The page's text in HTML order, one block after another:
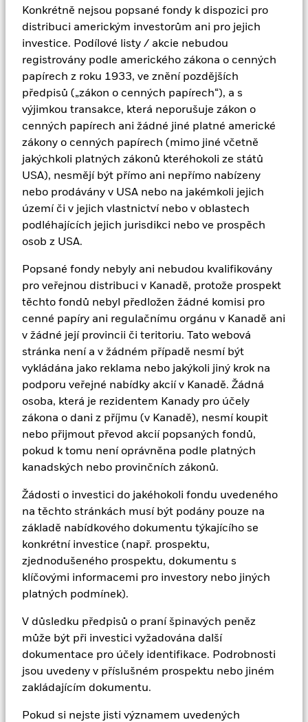
Konkrétně nejsou popsané fondy k dispozici pro
distribuci americkým investorům ani pro jejich
investice. Podílové listy / akcie nebudou
registrovány podle amerického zákona o cenných
papírech z roku 1933, ve znění pozdějších
předpisů („zákon o cenných papírech“), a s
výjimkou transakce, která neporušuje zákon o
cenných papírech ani žádné jiné platné americké
zákony o cenných papírech (mimo jiné včetně
jakýchkoli platných zákonů kteréhokoli ze států
USA), nesmějí být přímo ani nepřímo nabízeny
nebo prodávány v USA nebo na jakémkoli jejich
území či v jejich vlastnictví nebo v oblastech
podléhajících jejich jurisdikci nebo ve prospěch
osob z USA.
Popsané fondy nebyly ani nebudou kvalifikovány
pro veřejnou distribuci v Kanadě, protože prospekt
těchto fondů nebyl předložen žádné komisi pro
cenné papíry ani regulačnímu orgánu v Kanadě ani
v žádné její provincii či teritoriu. Tato webová
stránka není a v žádném případě nesmí být
vykládána jako reklama nebo jakýkoli jiný krok na
podporu veřejné nabídky akcií v Kanadě. Žádná
osoba, která je rezidentem Kanady pro účely
zákona o dani z příjmu (v Kanadě), nesmí koupit
nebo přijmout převod akcií popsaných fondů,
pokud k tomu není oprávněna podle platných
kanadských nebo provinčních zákonů.
Žádosti o investici do jakéhokoli fondu uvedeného
na těchto stránkách musí být podány pouze na
základě nabídkového dokumentu týkajícího se
konkrétní investice (např. prospektu,
zjednodušeného prospektu, dokumentu s
klíčovými informacemi pro investory nebo jiných
platných podmínek).
V důsledku předpisů o praní špinavých peněz
může být při investici vyžadována další
dokumentace pro účely identifikace. Podrobnosti
jsou uvedeny v příslušném prospektu nebo jiném
zakládajícím dokumentu.
Pokud si nejste jisti významem uvedených
provincii či teritoriu. Tato webová stránka není a v
žádném případě nesmí být vykládána jako reklama
nebo jakýkoli jiný krok na podporu veřejné nabídky
akcií v Kanadě. Žádná osoba, která je rezidentem
Kanady pro účely zákona o dani z příjmu (v Kanadě),
nesmí koupit nebo přijmout převod akcií popsaných
fondů, pokud k tomu není oprávněna podle platných
kanadských nebo provinčních zákonů.
Žádosti o investici do jakéhokoli fondu uvedeného na
těchto stránkách musí být podány pouze na základě
nabídkového dokumentu týkajícího se konkrétní
investice (např. prospektu, zjednodušeného
prospektu, dokumentu s klíčovými informacemi pro
investory nebo jiných platných podmínek).
Pokud si nejste jisti významem uvedených informací,
obraťte se na svého finančního nebo jiného
odborného poradce.
Informace obsažené na těchto stránkách podléhají
autorským právům se všemi právy vyhrazenými.
jako celek ani po částech.
Informace obsažené na těchto stránkách jsou
zveřejněny v dobré víře, ale společnost BlackRock
(Netherlands) B.V. (dále „BNBV“) ani žádná jiná osoba
neposkytuje žádné výslovné ani předpokládané záruky
na ně jako na takové spoléhat. BNBV nenese žádnou
odpovědnost za jakékoli ztráty nebo škody vzniklé v
důsledku používání nebo spoléhání se na poskytnuté
informace, mimo jiné včetně ztráty zisku nebo jakékoli
jiné škody, přímé nebo následné. Žádné informace na